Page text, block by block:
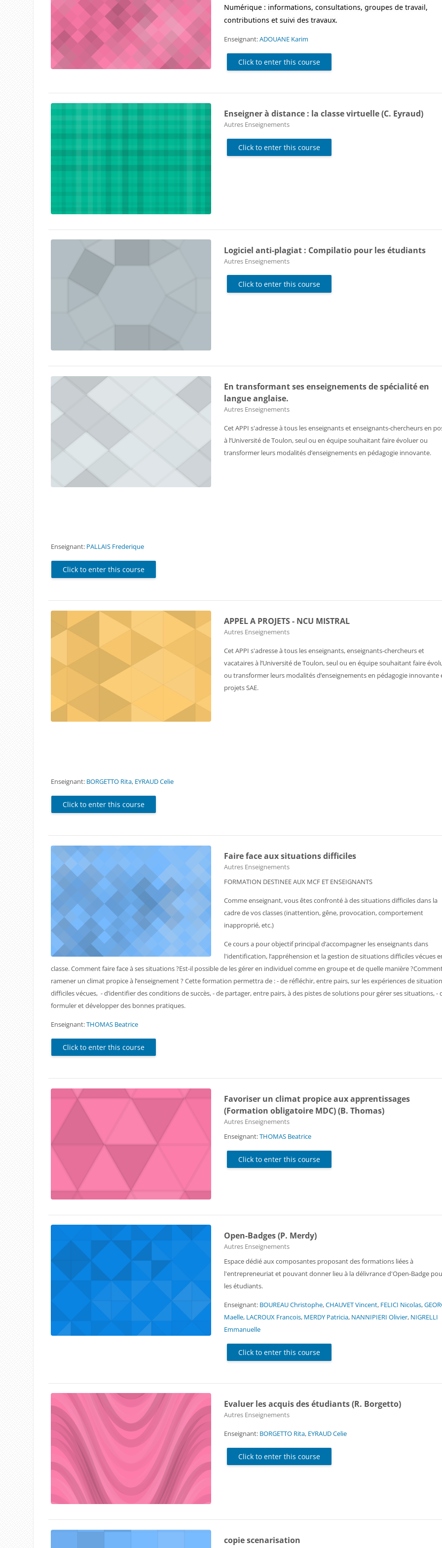
Numérique : informations, consultations, groupes de travail,
contributions et suivi des travaux.
Enseignant:ADOUANE Karim
Click to enter this course
Enseigner à distance : la classe virtuelle (C. Eyraud)
Course category
Autres Enseignements
Click to enter this course
Logiciel anti-plagiat : Compilatio pour les étudiants
Course category
Autres Enseignements
Click to enter this course
En transformant ses enseignements de spécialité en
langue anglaise.
Course category
Autres Enseignements
Cet APPI s'adresse à tous les enseignants et enseignants-chercheurs en
à l’Université de Toulon, seul ou en équipe souhaitant faire évoluer ou
transformer leurs modalités d’enseignements en pédagogie innovante.
Enseignant: PALLAIS Frederique
Click to enter this course
APPEL A PROJETS - NCU MISTRAL
Course category
Autres Enseignements
Cet APPI s'adresse à tous les enseignants, enseignants-chercheurs et
vacataires à l’Université de Toulon, seul ou en équipe souhaitant faire
ou transformer leurs modalités d’enseignements en pédagogie innovante
projets SAE.
Enseignant: BORGETTO Rita, EYRAUD Celie
Click to enter this course
Faire face aux situations difficiles
Course category
Autres Enseignements
FORMATION DESTINEE AUX MCF ET ENSEIGNANTS
Comme enseignant, vous êtes confronté à des situations difficiles dans la
cadre de vos classes (inattention, gêne, provocation, comportement
inapproprié, etc.)
Ce cours a pour objectif principal d’accompagner les enseignants dans
l'identification, l’appréhension et la gestion de situations difficiles vécues
classe. Comment faire face à ses situations ?Est-il possible de les gérer en individuel comme en groupe et de quelle manière
ramener un climat propice à l’enseignement ? Cette formation permettra de : - de réfléchir, entre pairs, sur les expériences de
difficiles vécues, - d’identifier des conditions de succès, - de partager, entre pairs, à des pistes de solutions pour gérer ses situations, -
formuler et développer des bonnes pratiques.
Enseignant:THOMAS Beatrice
Click to enter this course
Favoriser un climat propice aux apprentissages
(Formation obligatoire MDC) (B. Thomas)
Course category
Autres Enseignements
Enseignant:THOMAS Beatrice
Click to enter this course
Open-Badges (P. Merdy)
Course category
Autres Enseignements
Espace dédié aux composantes proposant des formations liées à
l'entrepreneuriat et pouvant donner lieu à la délivrance d'Open-Badge
les étudiants.
Enseignant: BOUREAU Christophe,CHAUVET Vincent, FELICI Nicolas,
Maelle, LACROUX Francois, MERDY Patricia, NANNIPIERI Olivier, NIGRELLI
Emmanuelle
Click to enter this course
Evaluer les acquis des étudiants (R. Borgetto)
Course category
Autres Enseignements
Enseignant: BORGETTO Rita, EYRAUD Celie
Click to enter this course
copie scenarisation